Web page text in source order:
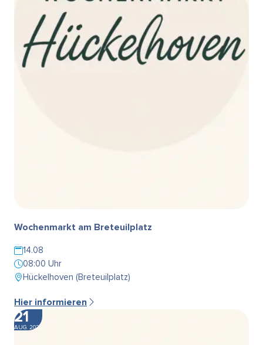
Wochenmarkt am Breteuilplatz
14.08
08:00 Uhr
Hückelhoven (Breteuilplatz)
Hier informieren
21
AUG. 2026